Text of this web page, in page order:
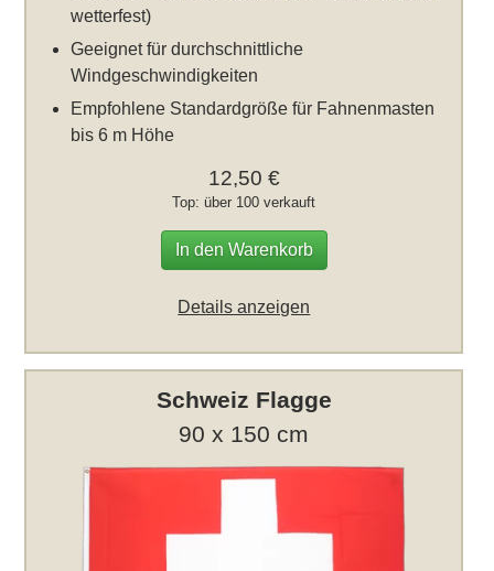
wetterfest)
Geeignet für durchschnittliche
Windgeschwindigkeiten
Empfohlene Standardgröße für Fahnenmasten
bis 6 m Höhe
12,50 €
Top: über 100 verkauft
In den Warenkorb
Details anzeigen
Schweiz Flagge
90 x 150 cm